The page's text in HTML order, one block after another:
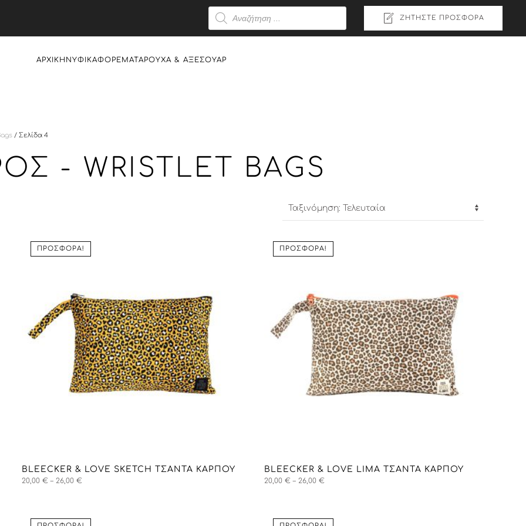
Products
search
ΖΗΤΉΣΤΕ ΠΡΟΣΦΟΡΆ
ΑΡΧΙΚΉ ΝΥΦΙΚΆΦΟΡΈΜΑΤΑΡΟΎΧΑ & AΞΕΣΟΥΆΡ
/ Σελίδα 4
- WRISTLET BAGS
ΠΡΟΣΦΟΡΆ!
BLEECKER & LOVE SKETCH ΤΣΑΝΤΑ ΚΑΡΠΟΎ
20,00€ – 26,00€Price
26,00 €
ΠΡΟΣΦΟΡΆ!
BLEECKER & LOVE LIMA ΤΣΑΝΤΑ ΚΑΡΠΟΎ
20,00€ – 26,00€Price
26,00 €